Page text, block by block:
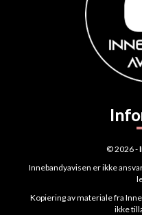
© 2026 -
Innebandyavisen er ikke
Kopiering av materiale fra
ikke